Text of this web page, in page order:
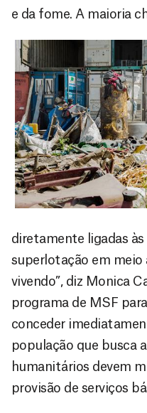
e da fome. A maioria
diretamente ligadas
superlotação em meio
vivendo”, diz Monica
programa de MSF
conceder
população que busca
humanitários devem
provisão de serviços